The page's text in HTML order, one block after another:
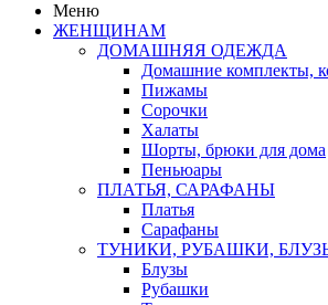
Меню
ЖЕНЩИНАМ
ДОМАШНЯЯ ОДЕЖДА
Домашние комплекты,
Пижамы
Сорочки
Халаты
Шорты, брюки для дома
Пеньюары
ПЛАТЬЯ, САРАФАНЫ
Платья
Сарафаны
ТУНИКИ, РУБАШКИ,
Блузы
Рубашки